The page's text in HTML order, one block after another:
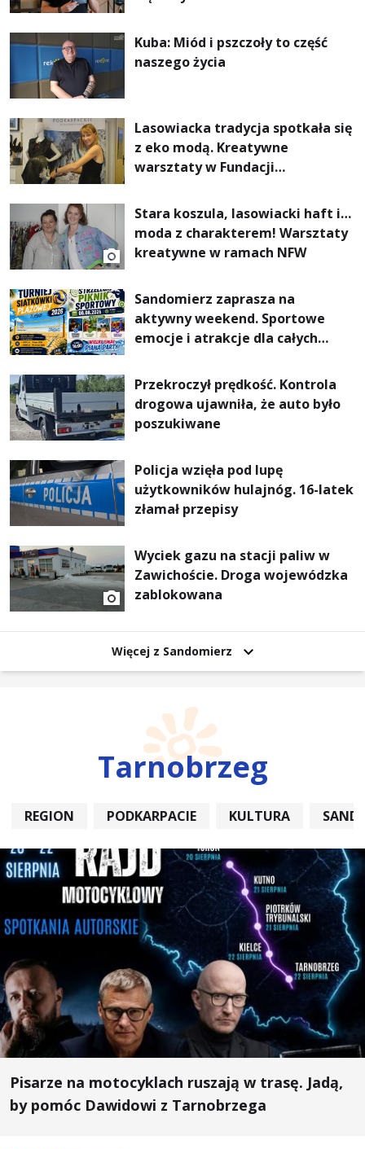
Kuba: Miód i pszczoły to część
naszego życia
Lasowiacka tradycja spotkała się
z eko modą. Kreatywne
warsztaty w Fundacji
Stara koszula, lasowiacki haft i…
moda z charakterem! Warsztaty
kreatywne w ramach NFW
Sandomierz zaprasza na
aktywny weekend. Sportowe
emocje i atrakcje dla całych
Przekroczył prędkość. Kontrola
drogowa ujawniła, że auto było
poszukiwane
Policja wzięła pod lupę
użytkowników hulajnóg. 16-latek
złamał przepisy
Wyciek gazu na stacji paliw w
Zawichoście. Droga wojewódzka
zablokowana
Więcej z Sandomierz
Tarnobrzeg
REGION PODKARPACIE KULTURA
Pisarze na motocyklach ruszają w trasę. Jadą,
by pomóc Dawidowi z Tarnobrzega